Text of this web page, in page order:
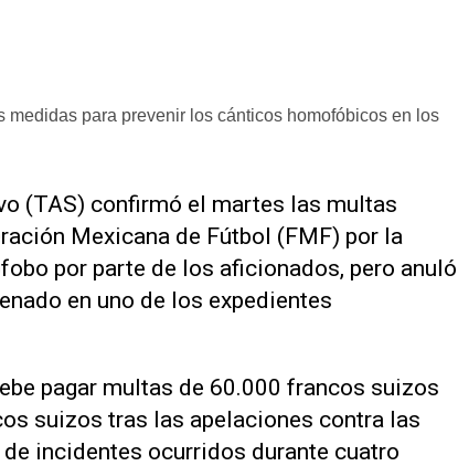
medidas para prevenir los cánticos homofóbicos en los
(TAS) confirmó el martes las multas
Mexicana de Fútbol (FMF) ‌por la
por parte de los aficionados, pero anuló
en uno de los expedientes
pagar multas de 60.000 francos suizos
suizos tras las apelaciones contra las
incidentes ocurridos ⁠durante cuatro